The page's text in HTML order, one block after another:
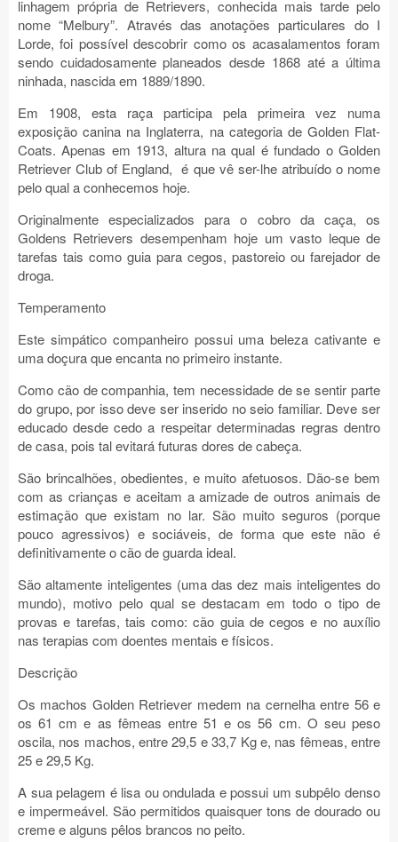
linhagem própria de Retrievers, conhecida mais tarde pelo
nome “Melbury”. Através das anotações particulares do I
Lorde, foi possível descobrir como os acasalamentos foram
sendo cuidadosamente planeados desde 1868 até a última
ninhada, nascida em 1889/1890.
Em 1908, esta raça participa pela primeira vez numa
exposição canina na Inglaterra, na categoria de Golden Flat-
Coats. Apenas em 1913, altura na qual é fundado o Golden
Retriever Club of England, é que vê ser-lhe atribuído o nome
pelo qual a conhecemos hoje.
Originalmente especializados para o cobro da caça, os
Goldens Retrievers desempenham hoje um vasto leque de
tarefas tais como guia para cegos, pastoreio ou farejador de
droga.
Temperamento
Este simpático companheiro possui uma beleza cativante e
uma doçura que encanta no primeiro instante.
Como cão de companhia, tem necessidade de se sentir parte
do grupo, por isso deve ser inserido no seio familiar. Deve ser
educado desde cedo a respeitar determinadas regras dentro
de casa, pois tal evitará futuras dores de cabeça.
São brincalhões, obedientes, e muito afetuosos. Dão-se bem
com as crianças e aceitam a amizade de outros animais de
estimação que existam no lar. São muito seguros (porque
pouco agressivos) e sociáveis, de forma que este não é
definitivamente o cão de guarda ideal.
São altamente inteligentes (uma das dez mais inteligentes do
mundo), motivo pelo qual se destacam em todo o tipo de
provas e tarefas, tais como: cão guia de cegos e no auxílio
nas terapias com doentes mentais e físicos.
Descrição
Os machos Golden Retriever medem na cernelha entre 56 e
os 61 cm e as fêmeas entre 51 e os 56 cm. O seu peso
oscila, nos machos, entre 29,5 e 33,7 Kg e, nas fêmeas, entre
25 e 29,5 Kg.
A sua pelagem é lisa ou ondulada e possui um subpêlo denso
e impermeável. São permitidos quaisquer tons de dourado ou
creme e alguns pêlos brancos no peito.